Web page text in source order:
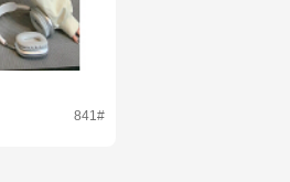
841#